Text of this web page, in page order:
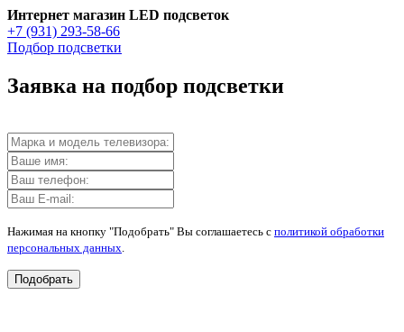
Интернет магазин LED подсветок
+7 (931) 293-58-66
Подбор подсветки
Заявка на подбор подсветки
Нажимая на кнопку "Подобрать" Вы соглашаетесь с политикой обработки
персональных данных
Подобрать